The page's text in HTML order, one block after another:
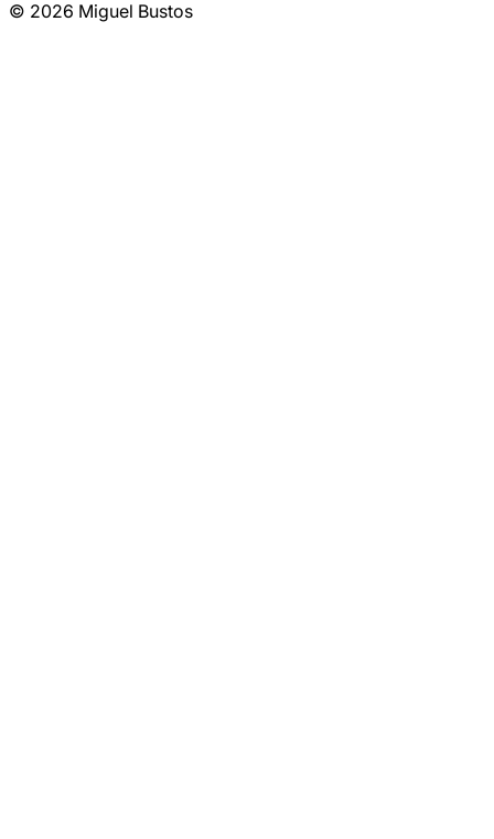
© 2026 Miguel Bustos